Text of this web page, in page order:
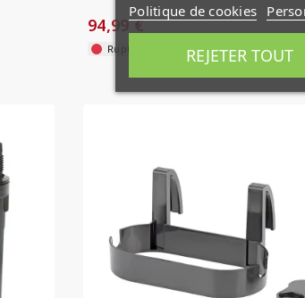
94,99 €
Rupture de stock
Politique de cookies
REJETER TOUT